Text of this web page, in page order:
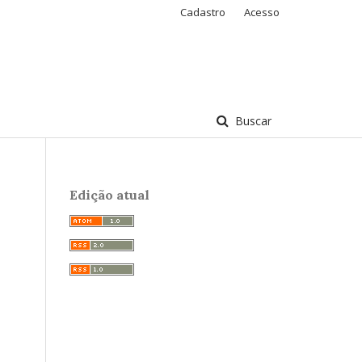
Buscar
Cadastro Acesso
Edição atual